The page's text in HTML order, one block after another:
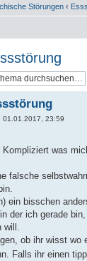
Störungen ‹
01.01.2017, 23:59
was
falsche
ein bisschen
der ich gerade
ob ihr wisst wo
Falls ihr einen